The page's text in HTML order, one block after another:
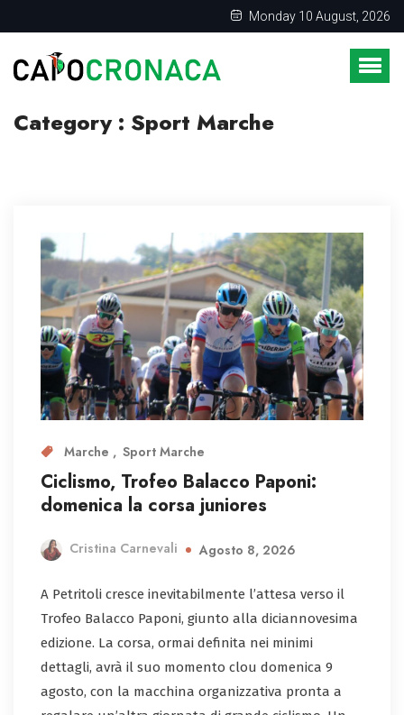
Monday 10 August, 2026
Category : Sport Marche
Marche Sport Marche
Ciclismo, Trofeo Balacco Paponi:
domenica la corsa juniores
Cristina Carnevali Agosto 8, 2026
A Petritoli cresce inevitabilmente l’attesa verso il
Trofeo Balacco Paponi, giunto alla diciannovesima
edizione. La corsa, ormai definita nei minimi
dettagli, avrà il suo momento clou domenica 9
agosto, con la macchina organizzativa pronta a